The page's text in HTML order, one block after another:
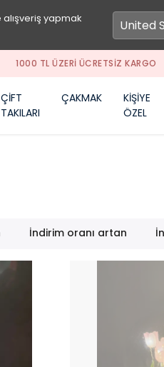
yapmak
ÖZEL İNDİRİM FIRSATLARINI
ÇİFT
TAKILARI
ÇAKMAK
KİŞİYE
ÖZEL
İndirim oranı artan